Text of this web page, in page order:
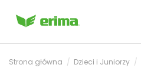
Strona główna Dzieci i Juniorzy